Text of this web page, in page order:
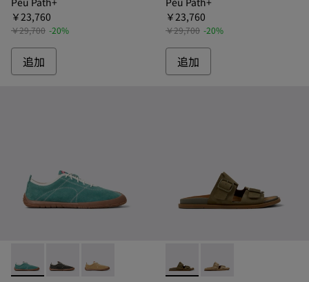
￥23,760
￥29,700 -20%
追加
￥23,760
￥29,700 -20%
追加
Peu Path+ - K101118-003 - ペウパスプラス レザースニー
Peu Path+ - K101118-002 - ペウパスプラス レザー
Peu Path+ - K101118-001 - ペウパスプラス
Lluc Sandal - K101091-004
Lluc Sandal -